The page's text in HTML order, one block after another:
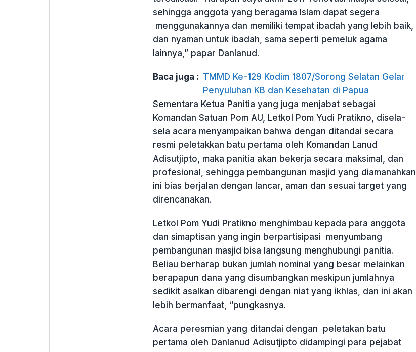
sehingga anggota yang beragama Islam dapat segera
menggunakannya dan memiliki tempat ibadah yang lebih baik,
dan nyaman untuk ibadah, sama seperti pemeluk agama
lainnya,” papar Danlanud.
Baca juga : TMMD Ke-129 Kodim 1807/Sorong Selatan Gelar
Penyuluhan KB dan Kesehatan di Papua
Sementara Ketua Panitia yang juga menjabat sebagai
Komandan Satuan Pom AU, Letkol Pom Yudi Pratikno, disela-
sela acara menyampaikan bahwa dengan ditandai secara
resmi peletakkan batu pertama oleh Komandan Lanud
Adisutjipto, maka panitia akan bekerja secara maksimal, dan
profesional, sehingga pembangunan masjid yang diamanahkan
ini bias berjalan dengan lancar, aman dan sesuai target yang
direncanakan.
Letkol Pom Yudi Pratikno menghimbau kepada para anggota
dan simaptisan yang ingin berpartisipasi menyumbang
pembangunan masjid bisa langsung menghubungi panitia.
Beliau berharap bukan jumlah nominal yang besar melainkan
berapapun dana yang disumbangkan meskipun jumlahnya
sedikit asalkan dibarengi dengan niat yang ikhlas, dan ini akan
lebih bermanfaat, “pungkasnya.
Acara peresmian yang ditandai dengan peletakan batu
pertama oleh Danlanud Adisutjipto didampingi para pejabat